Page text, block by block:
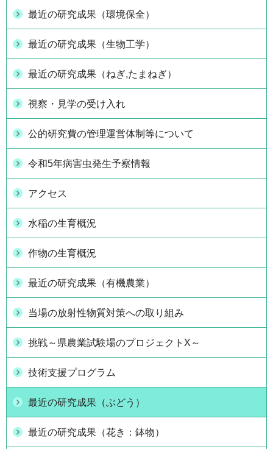
最近の研究成果（環境保全）
最近の研究成果（生物工学）
最近の研究成果（ねぎ,たまねぎ）
視察・見学の受け入れ
公的研究費の管理運営体制等について
令和5年病害虫発生予察情報
アクセス
水稲の生育概況
作物の生育概況
最近の研究成果（有機農業）
当場の放射性物質対策への取り組み
挑戦～県農業試験場のプロジェクトX～
技術支援プログラム
最近の研究成果（ぶどう）
最近の研究成果（花き：鉢物）